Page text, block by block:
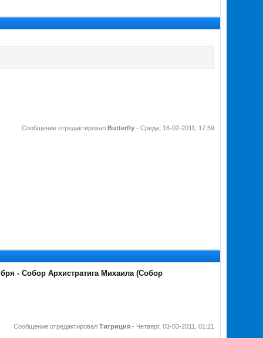
Сообщение отредактировал Butterfly - Среда, 16-02-2011, 17:59
- Собор Архистратига Михаила (Собор
Сообщение отредактировал Тигриция - Четверг, 03-03-2011, 01:21